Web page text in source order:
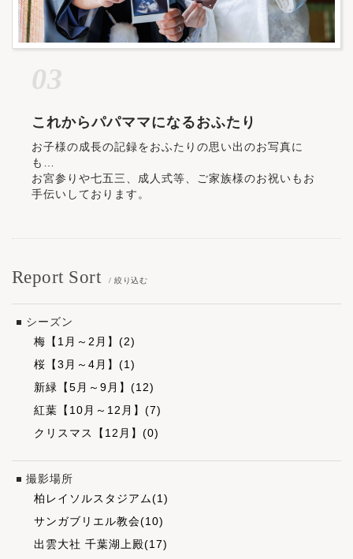
03
これからパパママになるおふたり
お子様の成長の記録をおふたりの思い出のお写真に
も…
お宮参りや七五三、成人式等、ご家族様のお祝いもお
手伝いしております。
Report Sort / 絞り込む
シーズン
梅【1月～2月】(2)
桜【3月～4月】(1)
新緑【5月～9月】(12)
紅葉【10月～12月】(7)
クリスマス【12月】(0)
撮影場所
柏レイソルスタジアム(1)
サンガブリエル教会(10)
出雲大社 千葉湖上殿(17)